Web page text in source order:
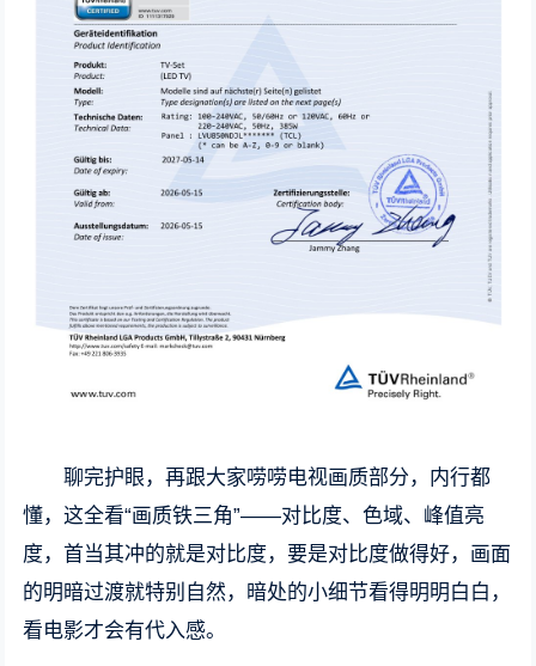
聊完护眼，再跟大家唠唠电视画质部分，内行都
懂，这全看“画质铁三角”——对比度、色域、峰值亮
度，首当其冲的就是对比度，要是对比度做得好，画面
的明暗过渡就特别自然，暗处的小细节看得明明白白，
看电影才会有代入感。